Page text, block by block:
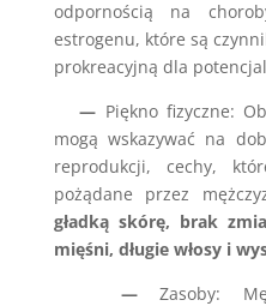
odpornością na
estrogenu, które są
prokreacyjną dla
— Piękno fizyczne:
mogą wskazywać na
reprodukcji, cechy,
pożądane przez
gładką skórę, brak
mięśni, długie włosy i
—Zasoby: